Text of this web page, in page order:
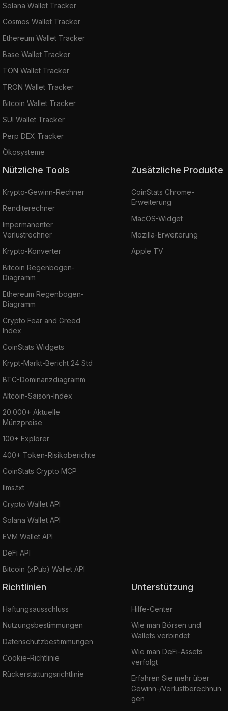
Solana Wallet Tracker
Cosmos Wallet Tracker
Ethereum Wallet Tracker
Base Wallet Tracker
TON Wallet Tracker
TRON Wallet Tracker
Bitcoin Wallet Tracker
SUI Wallet Tracker
Perp DEX Tracker
Ökosysteme
Nützliche Tools
Krypto-Gewinn-Rechner
Renditerechner
Impermanenter
Verlustrechner
Krypto-Konverter
Bitcoin Regenbogen-
Diagramm
Ethereum Regenbogen-
Diagramm
Crypto Fear and Greed
Index
CoinStats Widgets
Krypt-Markt-Bericht 24 Std
BTC-Dominanzdiagramm
Altcoin-Saison-Index
20.000+ Aktuelle
Münzpreise
100+ Explorer
400+ Token-Risikoberichte
CoinStats Crypto MCP
llms.txt
Crypto Wallet API
Solana Wallet API
EVM Wallet API
DeFi API
Bitcoin (xPub) Wallet API
Zusätzliche Produkte
CoinStats Chrome-
Erweiterung
MacOS-Widget
Mozilla-Erweiterung
Apple TV
Richtlinien
Haftungsausschluss
Nutzungsbestimmungen
Datenschutzbestimmungen
Cookie-Richtlinie
Rückerstattungsrichtlinie
Unterstützung
Hilfe-Center
Wie man Börsen und
Wallets verbindet
Wie man DeFi-Assets
verfolgt
Erfahren Sie mehr über
Gewinn-/Verlustberechnun
gen